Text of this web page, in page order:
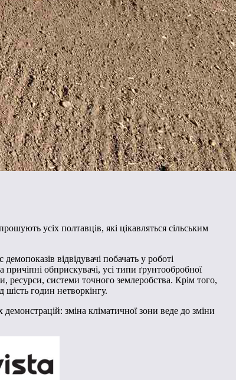
усіх полтавців, які цікавляться сільським
відвідувачі побачать у роботі
причіпні обприскувачі, усі типи ґрунтообробної
ресурси, системи точного землеробства. Крім того,
шість годин нетворкінгу.
зміна кліматичної зони веде до зміни